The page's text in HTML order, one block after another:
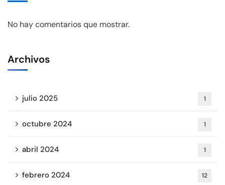
No hay comentarios que mostrar.
Archivos
julio 2025 1
octubre 2024 1
abril 2024 1
febrero 2024 12